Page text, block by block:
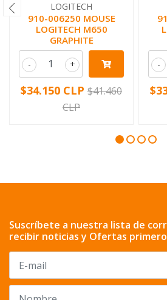
LOGITECH
910-006250 MOUSE
LOGITECH M650
GRAPHITE
+
-
$34.150 CLP $41.460
CLP
-
Suscríbete a nuestra lista de
recibir noticias y Ofertas